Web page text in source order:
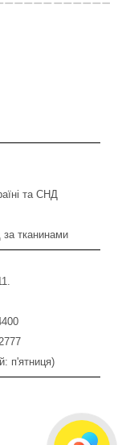
та СНД
тканинами
п'ятниця)